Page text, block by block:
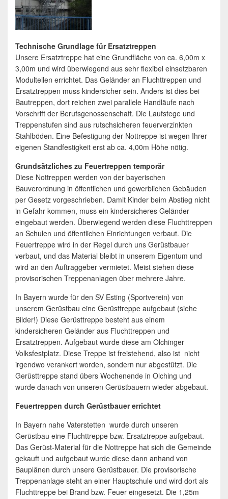
Technische Grundlage für Ersatztreppen
Unsere Ersatztreppe hat eine Grundfläche von ca. 6,00m x
3,00m und wird überwiegend aus sehr flexibel einsetzbaren
Modulteilen errichtet. Das Geländer an Fluchttreppen und
Ersatztreppen muss kindersicher sein. Anders ist dies bei
Bautreppen, dort reichen zwei parallele Handläufe nach
Vorschrift der Berufsgenossenschaft. Die Laufstege und
Treppenstufen sind aus rutschsicheren feuerverzinkten
Stahlböden. Eine Befestigung der Nottreppe ist wegen Ihrer
eigenen Standfestigkeit erst ab ca. 4,00m Höhe nötig.
Grundsätzliches zu Feuertreppen temporär
Diese Nottreppen werden von der bayerischen
Bauverordnung in öffentlichen und gewerblichen Gebäuden
per Gesetz vorgeschrieben. Damit Kinder beim Abstieg nicht
in Gefahr kommen, muss ein kindersicheres Geländer
eingebaut werden. Überwiegend werden diese Fluchttreppen
an Schulen und öffentlichen Einrichtungen verbaut. Die
Feuertreppe wird in der Regel durch uns Gerüstbauer
verbaut, und das Material bleibt in unserem Eigentum und
wird an den Auftraggeber vermietet. Meist stehen diese
provisorischen Treppenanlagen über mehrere Jahre.
In Bayern wurde für den SV Esting (Sportverein) von
unserem Gerüstbau eine Gerüsttreppe aufgebaut (siehe
Bilder!) Diese Gerüsttreppe besteht aus einem
kindersicheren Geländer aus Fluchttreppen und
Ersatztreppen. Aufgebaut wurde diese am Olchinger
Volksfestplatz. Diese Treppe ist freistehend, also ist nicht
irgendwo verankert worden, sondern nur abgestützt. Die
Gerüsttreppe stand übers Wochenende in Olching und
wurde danach von unseren Gerüstbauern wieder abgebaut.
Feuertreppen durch Gerüstbauer errichtet
In Bayern nahe Vaterstetten wurde durch unseren
Gerüstbau eine Fluchttreppe bzw. Ersatztreppe aufgebaut.
Das Gerüst-Material für die Nottreppe hat sich die Gemeinde
gekauft und aufgebaut wurde diese dann anhand von
Bauplänen durch unsere Gerüstbauer. Die provisorische
Treppenanlage steht an einer Hauptschule und wird dort als
Fluchttreppe bei Brand bzw. Feuer eingesetzt. Die 1,25m